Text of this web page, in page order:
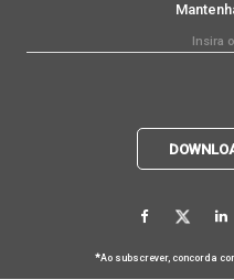
*Ao subscrever, concorda